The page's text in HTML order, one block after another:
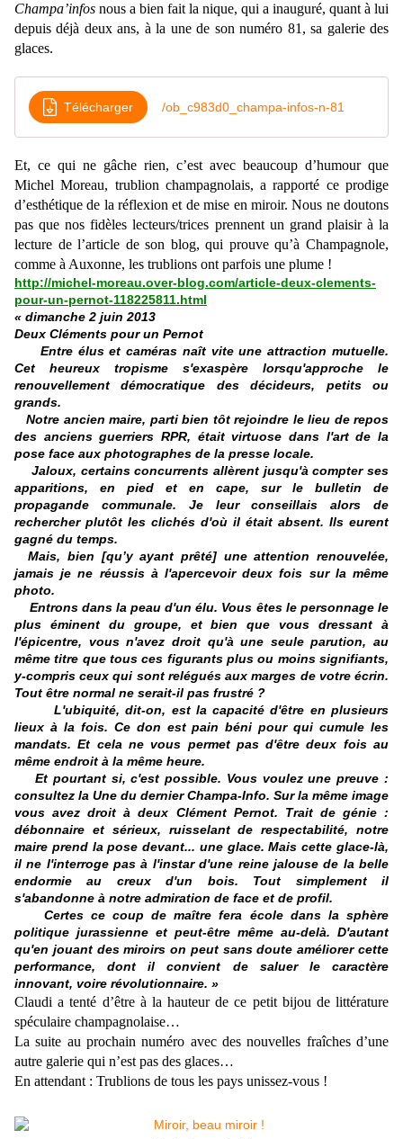
Champa’infos nous a bien fait la nique, qui a inauguré, quant à lui
depuis déjà deux ans, à la une de son numéro 81, sa galerie des
glaces.
Télécharger /ob_c983d0_champa-infos-n-81
Et, ce qui ne gâche rien, c’est avec beaucoup d’humour que
Michel Moreau, trublion champagnolais, a rapporté ce prodige
d’esthétique de la réflexion et de mise en miroir. Nous ne doutons
pas que nos fidèles lecteurs/trices prennent un grand plaisir à la
lecture de l’article de son blog, qui prouve qu’à Champagnole,
comme à Auxonne, les trublions ont parfois une plume !
http://michel-moreau.over-blog.com/article-deux-clements-
pour-un-pernot-118225811.html
« dimanche 2 juin 2013
Deux Cléments pour un Pernot
Entre élus et caméras naît vite une attraction mutuelle.
Cet heureux tropisme s'exaspère lorsqu'approche le
renouvellement démocratique des décideurs, petits ou
grands.
Notre ancien maire, parti bien tôt rejoindre le lieu de repos
des anciens guerriers RPR, était virtuose dans l'art de la
pose face aux photographes de la presse locale.
Jaloux, certains concurrents allèrent jusqu'à compter ses
apparitions, en pied et en cape, sur le bulletin de
propagande communale. Je leur conseillais alors de
rechercher plutôt les clichés d'où il était absent. Ils eurent
gagné du temps.
Mais, bien [qu’y ayant prêté] une attention renouvelée,
jamais je ne réussis à l'apercevoir deux fois sur la même
photo.
Entrons dans la peau d'un élu. Vous êtes le personnage le
plus éminent du groupe, et bien que vous dressant à
l'épicentre, vous n'avez droit qu'à une seule parution, au
même titre que tous ces figurants plus ou moins signifiants,
y-compris ceux qui sont relégués aux marges de votre écrin.
Tout être normal ne serait-il pas frustré ?
L'ubiquité, dit-on, est la capacité d'être en plusieurs
lieux à la fois. Ce don est pain béni pour qui cumule les
mandats. Et cela ne vous permet pas d'être deux fois au
même endroit à la même heure.
Et pourtant si, c'est possible. Vous voulez une preuve :
consultez la Une du dernier Champa-Info. Sur la même image
vous avez droit à deux Clément Pernot. Trait de génie :
débonnaire et sérieux, ruisselant de respectabilité, notre
maire prend la pose devant... une glace. Mais cette glace-là,
il ne l'interroge pas à l'instar d'une reine jalouse de la belle
endormie au creux d'un bois. Tout simplement il
s'abandonne à notre admiration de face et de profil.
Certes ce coup de maître fera école dans la sphère
politique jurassienne et peut-être même au-delà. D'autant
qu'en jouant des miroirs on peut sans doute améliorer cette
performance, dont il convient de saluer le caractère
innovant, voire révolutionnaire. »
Claudi a tenté d’être à la hauteur de ce petit bijou de littérature
spéculaire champagnolaise…
La suite au prochain numéro avec des nouvelles fraîches d’une
autre galerie qui n’est pas des glaces…
En attendant : Trublions de tous les pays unissez-vous !